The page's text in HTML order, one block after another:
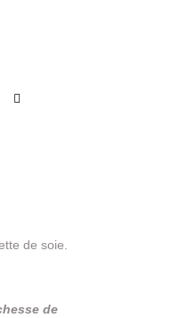
de soie.
de